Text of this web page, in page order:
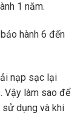
1 năm.
hành 6 đến
nạp sạc lại
Vậy làm sao để
sử dụng và khi